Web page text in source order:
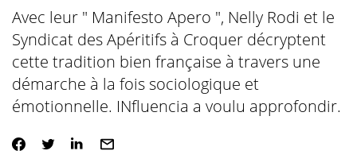
Avec leur " Manifesto Apero ", Nelly Rodi et le
Syndicat des Apéritifs à Croquer décryptent
cette tradition bien française à travers une
démarche à la fois sociologique et
émotionnelle. INfluencia a voulu approfondir.